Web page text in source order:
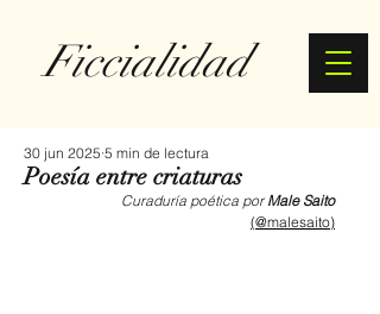
Ficcialidad
Poesía entre criaturas
30 jun 2025 5 min de lectura
Curaduría poética por Male Saito
(@malesaito)